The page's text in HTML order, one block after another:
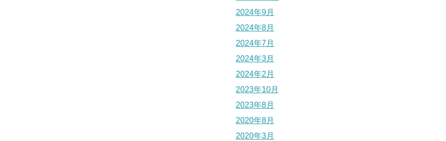
2024年9月
2024年8月
2024年7月
2024年3月
2024年2月
2023年10月
2023年8月
2020年8月
2020年3月